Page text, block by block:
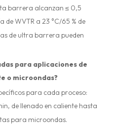
barrera alcanzan ≤ 0,5
de WVTR a 23 °C/65 % de
de ultra barrera pueden
para aplicaciones de
o microondas?
para cada proceso:
de llenado en caliente hasta
para microondas.